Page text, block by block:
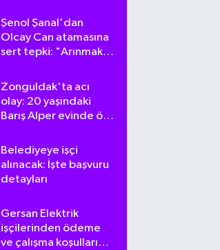
Şenol Şanal'dan
Olcay Can atamasına
sert tepki: "Arınmak
gerek!"
Zonguldak'ta acı
olay: 20 yaşındaki
Barış Alper evinde ölü
Belediyeye işçi
alınacak: İşte başvuru
detayları
Gersan Elektrik
işçilerinden ödeme
ve çalışma koşullarına